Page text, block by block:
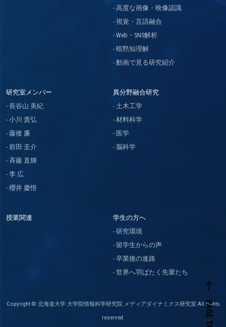
west
PAGE TOP
高度な画像・映像認識
視覚・言語融合
Web・SNS解析
暗黙知理解
動画で見る研究紹介
研究室メンバー
長谷山 美紀
小川 貴弘
藤後 廉
前田 圭介
斉藤 直輝
李 広
櫻井 慶悟
異分野融合研究
土木工学
材料科学
医学
脳科学
授業関連
学生の方へ
研究環境
留学生からの声
卒業後の進路
世界へ羽ばたく先輩たち
Copyright © 北海道大学 大学院情報科学研究院 メディアダイナミクス研究室 All rights
reserved.